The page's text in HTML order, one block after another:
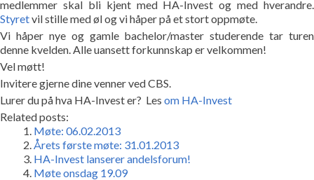
medlemmer skal bli kjent med HA-Invest og med hverandre.
Styretvil stille med øl og vi håper på et stort oppmøte.
Vi håper nye og gamle bachelor/master studerende tar turen
denne kvelden. Alle uansett forkunnskap er velkommen!
Vel møtt!
Invitere gjerne dine venner ved CBS.
Lurer du på hva HA-Invest er? Les om HA-Invest
Related posts:
Møte: 06.02.2013
Årets første møte: 31.01.2013
HA-Invest lanserer andelsforum!
Møte onsdag 19.09